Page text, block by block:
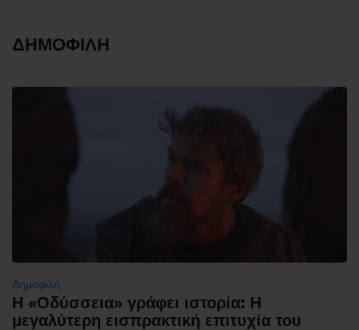
ΔΗΜΟΦΙΛΗ
Δημοφιλή
Η «Οδύσσεια» γράφει ιστορία: Η
μεγαλύτερη εισπρακτική επιτυχία του